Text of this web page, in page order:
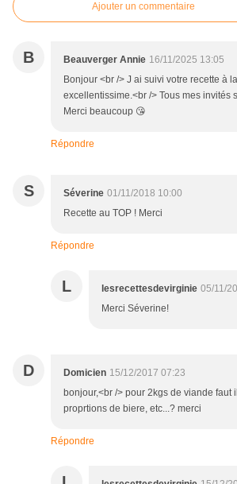
Ajouter un commentaire
B Beauverger Annie 16/11/2025 13:05
Bonjour <br /> J ai suivi votre recette à
excellentissime.<br /> Tous mes invités
Merci beaucoup 😘
Répondre
S Séverine 01/11/2018 10:00
Recette au TOP ! Merci
Répondre
L lesrecettesdevirginie 05/11/
Merci Séverine!
D Domicien 15/12/2017 07:23
bonjour,<br /> pour 2kgs de viande faut
proprtions de biere, etc...? merci
Répondre